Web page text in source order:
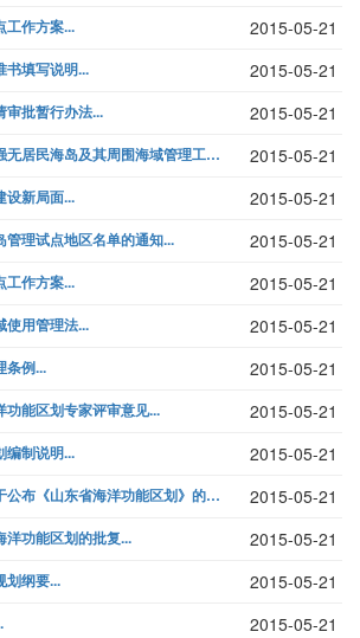
工作方案... 2015-05-21
书填写说明... 2015-05-21
审批暂行办法... 2015-05-21
关于印发《关于加强无居民海岛及其周围海域管理工作的若干意见》的通知... 2015-05-21
设新局面... 2015-05-21
管理试点地区名单的通知... 2015-05-21
工作方案... 2015-05-21
使用管理法... 2015-05-21
条例... 2015-05-21
功能区划专家评审意见... 2015-05-21
编制说明... 2015-05-21
山东省人民政府关于公布《山东省海洋功能区划》的通知... 2015-05-21
洋功能区划的批复... 2015-05-21
划纲要... 2015-05-21
2015-05-21